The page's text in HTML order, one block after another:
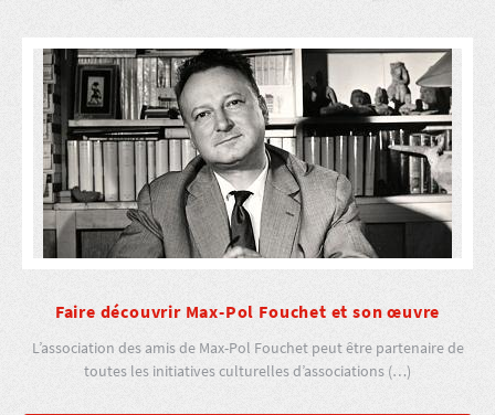
Faire découvrir Max-Pol Fouchet et son œuvre
L’association des amis de Max-Pol Fouchet peut être partenaire de
toutes les initiatives culturelles d’associations (…)